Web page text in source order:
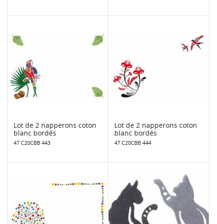
Lot de 2 napperons coton
blanc bordés
47 C20CBB 443
Lot de 2 napperons coton
blanc bordés
47 C20CBB 444